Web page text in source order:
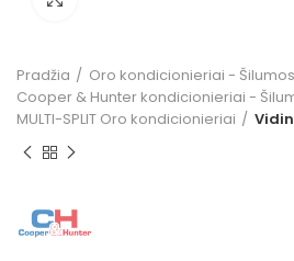
Pradžia
Oro kondicionieriai -
Cooper & Hunter kondicionieriai -
MULTI-SPLIT Oro kondicionieriai